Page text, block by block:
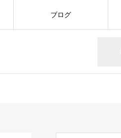
ブログ